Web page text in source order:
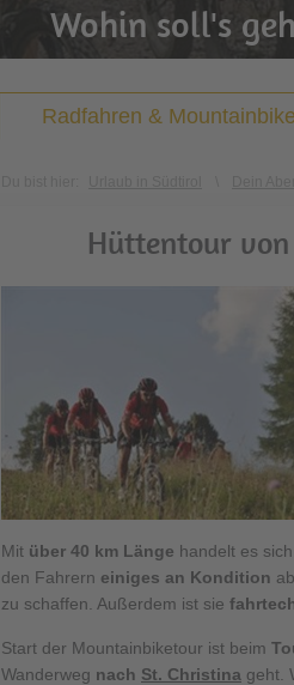
Wohin soll's
Radfahren &
Hüttentour
Mit über 40 km Länge handelt es
den Fahrern einiges an Kondition
zu schaffen. Außerdem ist sie
Start der Mountainbiketour ist beim
Wanderweg nach St. Christina geht.